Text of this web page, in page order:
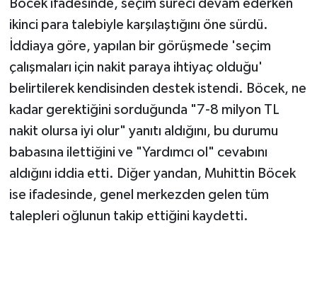
Böcek ifadesinde, seçim süreci devam ederken
ikinci para talebiyle karşılaştığını öne sürdü.
İddiaya göre, yapılan bir görüşmede 'seçim
çalışmaları için nakit paraya ihtiyaç olduğu'
belirtilerek kendisinden destek istendi. Böcek, ne
kadar gerektiğini sorduğunda "7-8 milyon TL
nakit olursa iyi olur" yanıtı aldığını, bu durumu
babasına ilettiğini ve "Yardımcı ol" cevabını
aldığını iddia etti. Diğer yandan, Muhittin Böcek
ise ifadesinde, genel merkezden gelen tüm
talepleri oğlunun takip ettiğini kaydetti.